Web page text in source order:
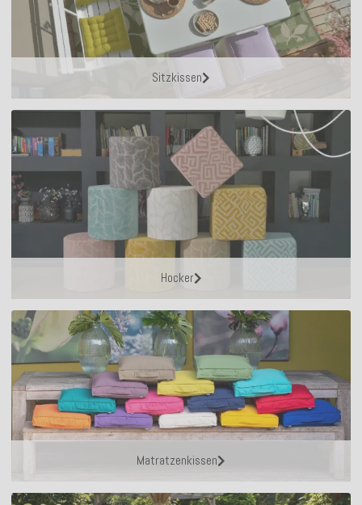
Sitzkissen
Hocker
Matratzenkissen